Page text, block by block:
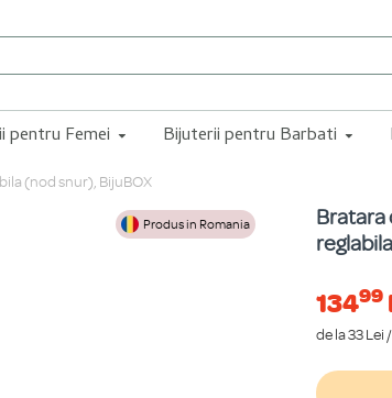
pentru Femei Bijuterii pentru Barbati
(nod snur), BijuBOX
Produs in Romania
Bratara
13499
de la 33 Lei